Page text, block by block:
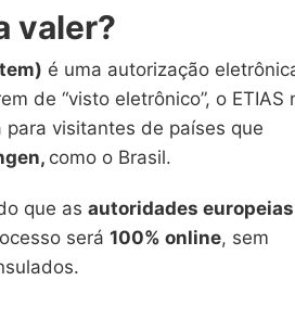
valer?
é uma autorização
de “visto eletrônico”, o ETIAS
visitantes de países que
como o Brasil.
que as autoridades europeias
será 100% online, sem